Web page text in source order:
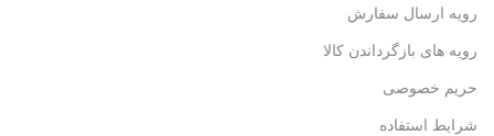
رویه ارسال سفارش
رویه های بازگرداندن کالا
حریم خصوصی
شرایط استفاده